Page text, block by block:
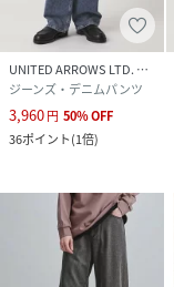
UNITED ARROWS LTD. OUTLET
ジーンズ・デニムパンツ
3,960円 50%OFF
36ポイント(1倍)